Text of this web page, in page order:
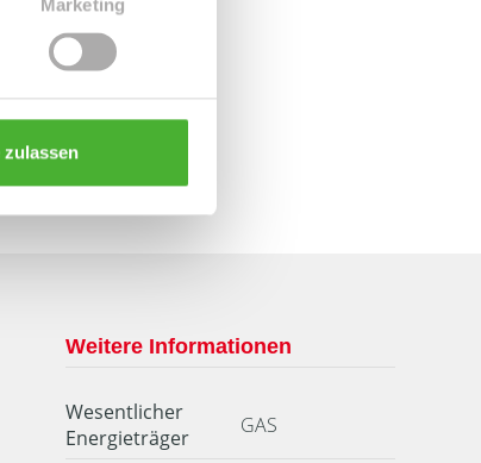
Marketing
zulassen
Weitere Informationen
Wesentlicher
Energieträger
GAS